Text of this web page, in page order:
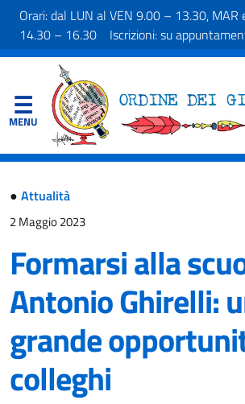
Orari: dal LUN al VEN 9.00 – 13.30, MAR
14.30 – 16.30 Iscrizioni: su
● Attualità
2 Maggio 2023
Formarsi alla
Antonio Ghirelli:
grande
colleghi